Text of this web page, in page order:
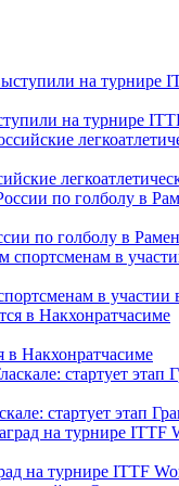
на турнире
по голболу в
в
в Накхонратчасиме
стартует этап
на турнире ITTF